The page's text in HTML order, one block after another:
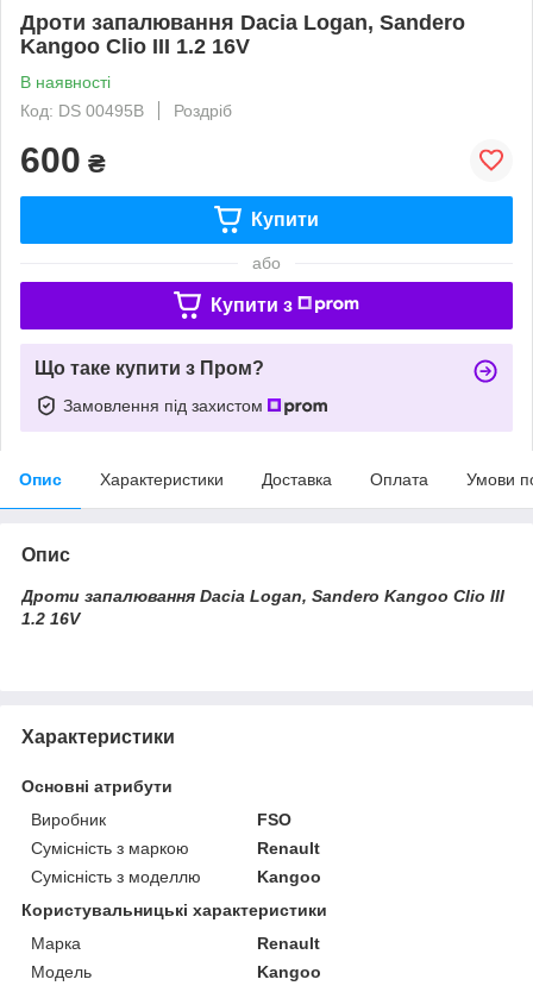
Дроти запалювання Dacia Logan, Sandero
Kangoo Clio III 1.2 16V
В наявності
Код: DS 00495B
Роздріб
600 ₴
Купити
або
Купити з
Що таке купити з Пром?
Замовлення під захистом
Опис Характеристики Доставка Оплата Умови
Опис
Дроти запалювання Dacia Logan, Sandero Kangoo Clio III
1.2 16V
Характеристики
Основні атрибути
Виробник
FSO
Сумісність з маркою
Renault
Сумісність з моделлю
Kangoo
Користувальницькі характеристики
Марка
Renault
Модель
Kangoo